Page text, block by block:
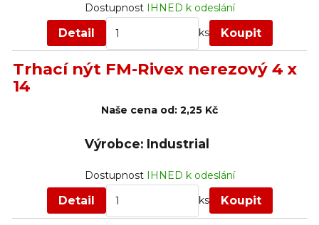
DostupnostIHNED k odeslání
Detail ks Koupit
Trhací nýt FM-Rivex nerezový 4 x
14
Naše cena od: 2,25 Kč
Výrobce: Industrial
DostupnostIHNED k odeslání
Detail ks Koupit